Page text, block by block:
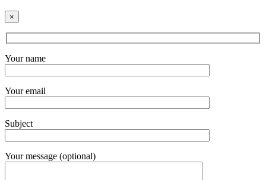
×
Your name
Your email
Subject
Your message (optional)